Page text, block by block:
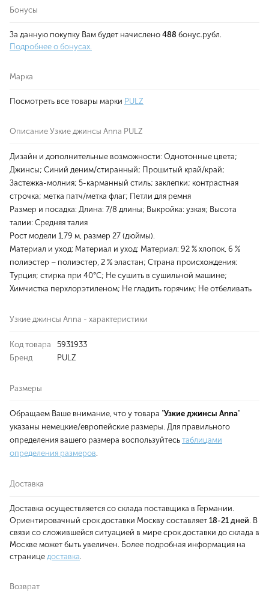
Бонусы
За данную покупку Вам будет начислено 488 бонус.рубл.
Подробнее о бонусах.
Марка
Посмотреть все товары марки PULZ
Описание Узкие джинсы Anna PULZ
Дизайн и дополнительные возможности: Однотонные цвета;
Джинсы; Синий деним/стиранный; Прошитый край/край;
Застежка-молния; 5-карманный стиль; заклепки; контрастная
строчка; метка патч/метка флаг; Петли для ремня
Размер и посадка: Длина: 7/8 длины; Выкройка: узкая; Высота
талии: Средняя талия
Рост модели 1,79 м, размер 27 (дюймы).
Материал и уход: Материал и уход: Материал: 92 % хлопок, 6 %
полиэстер – полиэстер, 2 % эластан; Страна происхождения:
Турция; стирка при 40°С; Не сушить в сушильной машине;
Химчистка перхлорэтиленом; Не гладить горячим; Не отбеливать
Узкие джинсы Anna - характеристики
Код товара
5931933
Бренд
PULZ
Размеры
Обращаем Ваше внимание, что у товара "Узкие джинсы Anna"
указаны немецкие/европейские размеры. Для правильного
определения вашего размера воспользуйтесь таблицами
определения размеров.
Доставка
Доставка осуществляется со склада поставщика в Германии.
Ориентировачный срок доставки Москву составляет 18-21 дней. В
связи со сложившейся ситуацией в мире срок доставки до склада в
Москве может быть увеличен. Более подробная информация на
странице доставка.
Возврат